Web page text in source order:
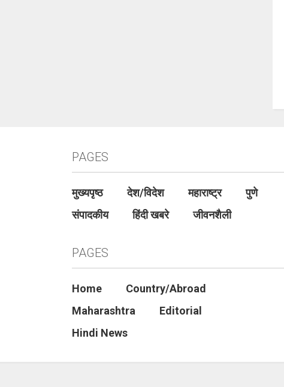
PAGES
मुख्यपृष्ठ देश/विदेश महाराष्ट्र
पुणे
संपादकीय
हिंदी खबरे जीवनशैली
PAGES
Home
Country/Abroad
Maharashtra
Editorial
Hindi News